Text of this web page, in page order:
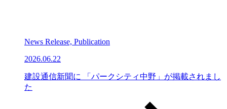
News Release, Publication
2026.06.22
建設通信新聞に 「パークシティ中野」が掲載されまし
た